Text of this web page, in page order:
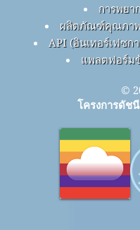
การพย
ผลิตภัณฑ์คุณภาพ
API (อินเทอร์เฟซก
แพลตฟอร์ม
©
โครงการดัช